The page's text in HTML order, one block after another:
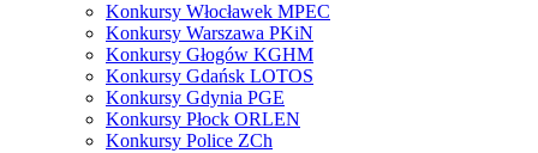
Konkursy Włocławek MPEC
Konkursy Warszawa PKiN
Konkursy Głogów KGHM
Konkursy Gdańsk LOTOS
Konkursy Gdynia PGE
Konkursy Płock ORLEN
Konkursy Police ZCh